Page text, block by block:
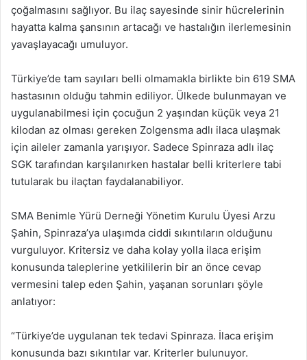
çoğalmasını sağlıyor. Bu ilaç sayesinde sinir hücrelerinin
hayatta kalma şansının artacağı ve hastalığın ilerlemesinin
yavaşlayacağı umuluyor.
Türkiye’de tam sayıları belli olmamakla birlikte bin 619 SMA
hastasının olduğu tahmin ediliyor. Ülkede bulunmayan ve
uygulanabilmesi için çocuğun 2 yaşından küçük veya 21
kilodan az olması gereken Zolgensma adlı ilaca ulaşmak
için aileler zamanla yarışıyor. Sadece Spinraza adlı ilaç
SGK tarafından karşılanırken hastalar belli kriterlere tabi
tutularak bu ilaçtan faydalanabiliyor.
SMA Benimle Yürü Derneği Yönetim Kurulu Üyesi Arzu
Şahin, Spinraza’ya ulaşımda ciddi sıkıntıların olduğunu
vurguluyor. Kritersiz ve daha kolay yolla ilaca erişim
konusunda taleplerine yetkililerin bir an önce cevap
vermesini talep eden Şahin, yaşanan sorunları şöyle
anlatıyor:
“Türkiye’de uygulanan tek tedavi Spinraza. İlaca erişim
konusunda bazı sıkıntılar var. Kriterler bulunuyor.